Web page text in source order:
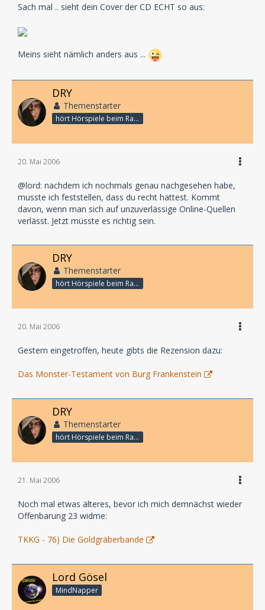
Sach mal .. sieht dein Cover der CD ECHT so aus:
Meins sieht nämlich anders aus ...
DRY
Themenstarter
hört Hörspiele beim Rasenmähen
20. Mai 2006
@lord: nachdem ich nochmals genau nachgesehen habe,
musste ich feststellen, dass du recht hattest. Kommt
davon, wenn man sich auf unzuverlässige Online-Quellen
verlässt. Jetzt müsste es richtig sein.
DRY
Themenstarter
hört Hörspiele beim Rasenmähen
20. Mai 2006
Gestern eingetroffen, heute gibts die Rezension dazu:
Das Monster-Testament von Burg Frankenstein
DRY
Themenstarter
hört Hörspiele beim Rasenmähen
21. Mai 2006
Noch mal etwas älteres, bevor ich mich demnächst wieder
Offenbarung 23 widme:
TKKG - 76) Die Goldgräberbande
Lord Gösel
MindNapper